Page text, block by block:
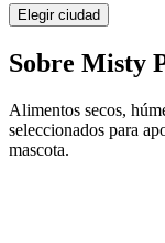
Elegir ciudad
Sobre Misty
Alimentos secos,
seleccionados para
mascota.